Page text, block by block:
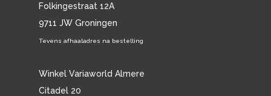
Folkingestraat 12A
9711 JW Groningen
Tevens afhaaladres na bestelling
Winkel Variaworld Almere
Citadel 20